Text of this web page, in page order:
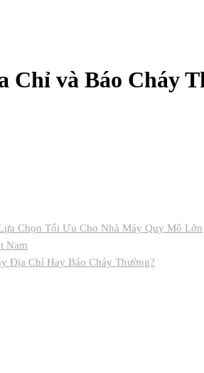
Chỉ và Báo Cháy
Chọn Tối Ưu Cho Nhà Máy Quy Mô Lớn
Nam
Địa Chỉ Hay Báo Cháy Thường?